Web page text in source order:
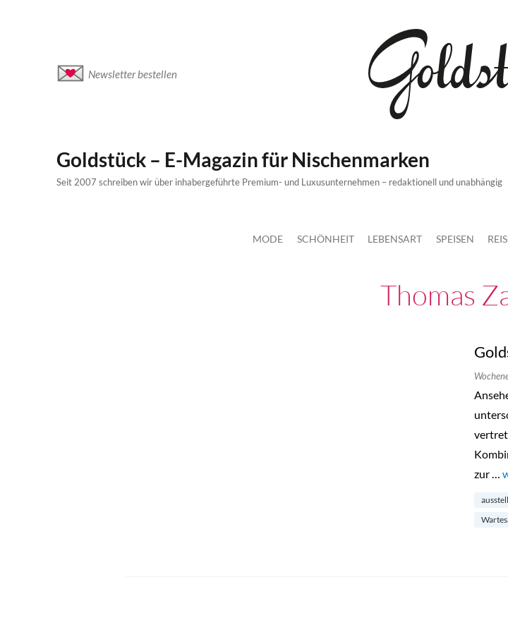
Newsletter bestellen
Goldstück – E-Magazin für Nischenmarken
Seit 2007 schreiben wir über inhabergeführte Premium- und Luxusunternehmen – redaktionell und unabhängig
MODE SCHÖNHEIT LEBENSART SPEISEN
Thomas
zur …